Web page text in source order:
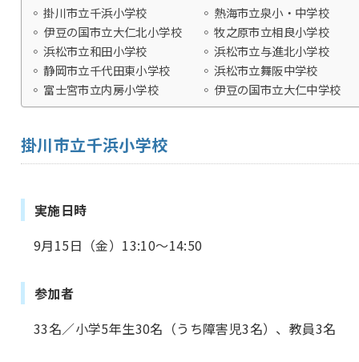
掛川市立千浜小学校
熱海市立泉小・中学校
伊豆の国市立大仁北小学校
牧之原市立相良小学校
浜松市立和田小学校
浜松市立与進北小学校
静岡市立千代田東小学校
浜松市立舞阪中学校
富士宮市立内房小学校
伊豆の国市立大仁中学校
掛川市立千浜小学校
実施日時
9月15日（金）13:10～14:50
参加者
33名／小学5年生30名（うち障害児3名）、教員3名